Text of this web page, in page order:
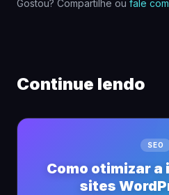
Gostou? Compartilhe ou fale
Continue lendo
SEO
Como otimizar a
sites